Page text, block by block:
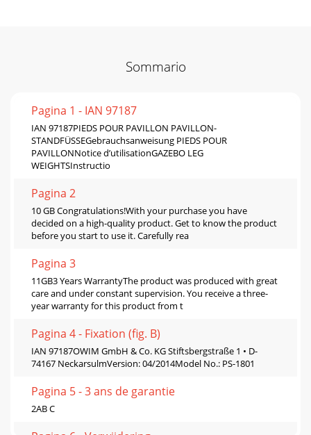
Sommario
Pagina 1 - IAN 97187
IAN 97187PIEDS POUR PAVILLON PAVILLON-
STANDFÜSSEGebrauchsanweisung PIEDS POUR
PAVILLONNotice d’utilisationGAZEBO LEG
WEIGHTSInstructio
Pagina 2
10 GB Congratulations!With your purchase you have
decided on a high-quality product. Get to know the product
before you start to use it. Carefully rea
Pagina 3
11GB3 Years WarrantyThe product was produced with great
care and under constant supervision. You receive a three-
year warranty for this product from t
Pagina 4 - Fixation (ﬁg. B)
IAN 97187OWIM GmbH & Co. KG Stiftsbergstraße 1 • D-
74167 NeckarsulmVersion: 04/2014Model No.: PS-1801
Pagina 5 - 3 ans de garantie
2AB C